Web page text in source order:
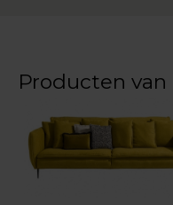
Producten van